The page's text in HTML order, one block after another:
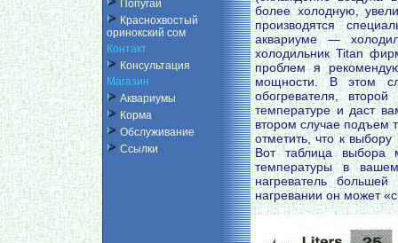
Попугаи
Краснохвостый
оринокский сом
Контакт
Консультация
Магазин
Аквариумы
Корма
Обслуживание
Ссылки
более холодную,
производятся
аквариуме —
холодильник Titan
проблем я
мощности. В этом
обогревателя,
температуре и даст
втором случае подъем
отметить, что к
Вот таблица выбора
температуры в
нагреватель
нагревании он может